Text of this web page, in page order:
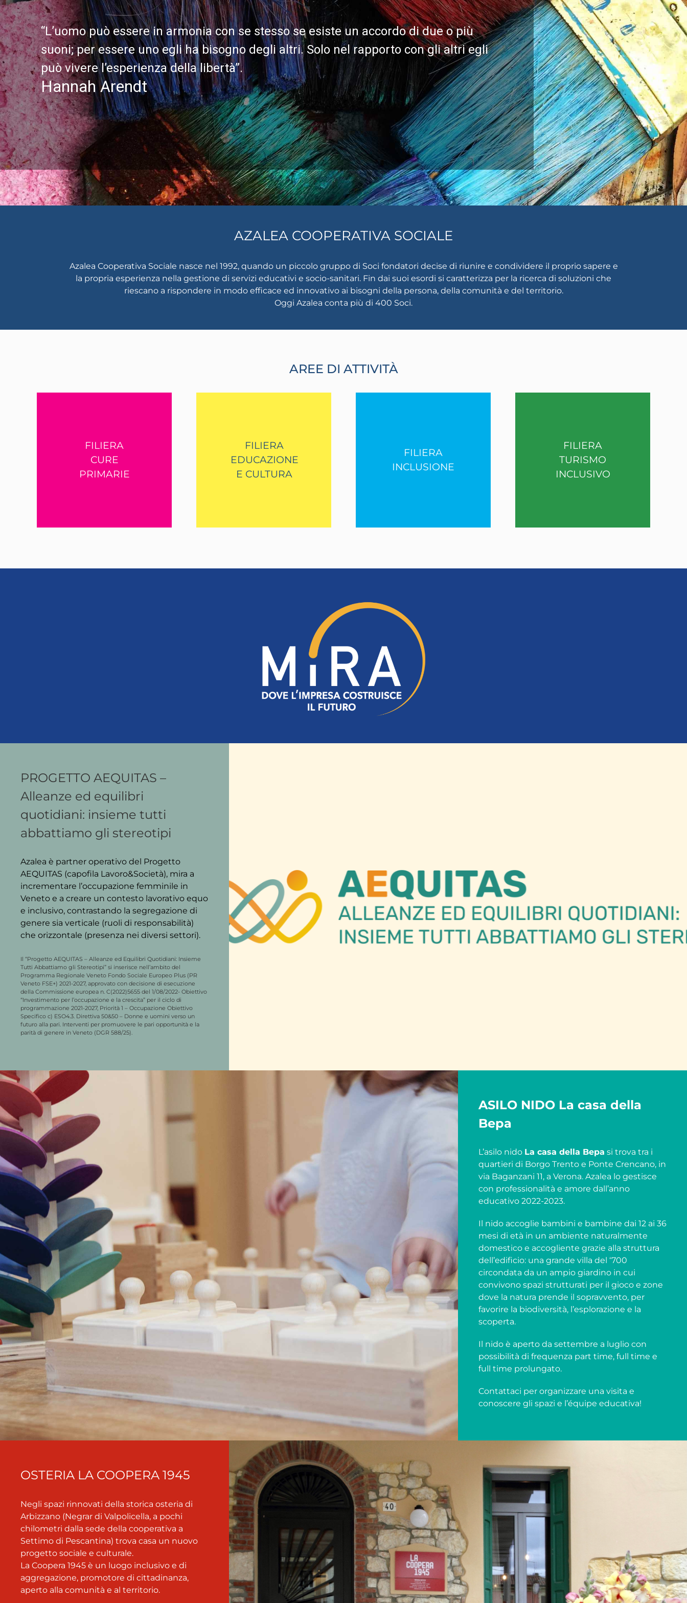
“L’uomo può essere in armonia con se stesso se esiste un accordo di due o più
suoni; per essere uno egli ha bisogno degli altri. Solo nel rapporto con gli altri egli
può vivere l’esperienza della libertà”.
Hannah Arendt
AZALEA COOPERATIVA SOCIALE
Azalea Cooperativa Sociale nasce nel 1992, quando un piccolo gruppo di Soci fondatori decise di riunire e condividere il proprio sapere e
la propria esperienza nella gestione di servizi educativi e socio-sanitari. Fin dai suoi esordi si caratterizza per la ricerca di soluzioni che
riescano a rispondere in modo efficace ed innovativo ai bisogni della persona, della comunità e del territorio.
Oggi Azalea conta più di 400 Soci.
AREE DI ATTIVITÀ
FILIERA
CURE
PRIMARIE
FILIERA
EDUCAZIONE
E CULTURA
FILIERA
INCLUSIONE
FILIERA
TURISMO
INCLUSIVO
PROGETTO AEQUITAS –
Alleanze ed equilibri
quotidiani: insieme tutti
abbattiamo gli stereotipi
Azalea è partner operativo del Progetto
AEQUITAS (capofila Lavoro&Società), mira a
incrementare l’occupazione femminile in
Veneto e a creare un contesto lavorativo equo
e inclusivo, contrastando la segregazione di
genere sia verticale (ruoli di responsabilità)
che orizzontale (presenza nei diversi settori).
Il “Progetto AEQUITAS – Alleanze ed Equilibri Quotidiani: Insieme
Tutti Abbattiamo gli Stereotipi” si inserisce nell’ambito del
Programma Regionale Veneto Fondo Sociale Europeo Plus (PR
Veneto FSE+) 2021-2027, approvato con decisione di esecuzione
della Commissione europea n. C(2022)5655 del 1/08/2022- Obiettivo
“Investimento per l’occupazione e la crescita” per il ciclo di
programmazione 2021-2027, Priorità 1 – Occupazione Obiettivo
Specifico c) ESO4.3. Direttiva 50&50 – Donne e uomini verso un
futuro alla pari. Interventi per promuovere le pari opportunità e la
parità di genere in Veneto (DGR 588/25).
ASILO NIDO La casa della
Bepa
L’asilo nido La casa della Bepa si trova tra i
quartieri di Borgo Trento e Ponte Crencano, in
via Baganzani 11, a Verona. Azalea lo gestisce
con professionalità e amore dall’anno
educativo 2022-2023.
Il nido accoglie bambini e bambine dai 12 ai 36
mesi di età in un ambiente naturalmente
domestico e accogliente grazie alla struttura
dell’edificio: una grande villa del ‘700
circondata da un ampio giardino in cui
convivono spazi strutturati per il gioco e zone
dove la natura prende il sopravvento, per
favorire la biodiversità, l’esplorazione e la
scoperta.
Il nido è aperto da settembre a luglio con
possibilità di frequenza part time, full time e
full time prolungato.
Contattaci per organizzare una visita e
conoscere gli spazi e l’équipe educativa!
OSTERIA LA COOPERA 1945
Negli spazi rinnovati della storica osteria di
Arbizzano (Negrar di Valpolicella, a pochi
chilometri dalla sede della cooperativa a
Settimo di Pescantina) trova casa un nuovo
progetto sociale e culturale.
La Coopera 1945 è un luogo inclusivo e di
aggregazione, promotore di cittadinanza,
aperto alla comunità e al territorio.